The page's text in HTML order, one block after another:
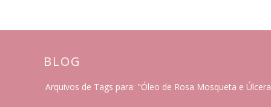
BLOG
Arquivos de Tags para: "Óleo de Rosa Mosqueta e